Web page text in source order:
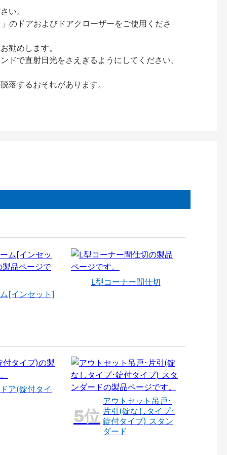
い。
のドアおよびドアクローザーをご使用くださ
勧めします。
で直射日光をさえぎるようにしてください。
するおそれがあります。
[インセット]
L型コーナー間仕切
ア(錠付タイ
アウトセット吊戸･
片引(錠なしタイプ･
錠付タイプ) スタン
ダード